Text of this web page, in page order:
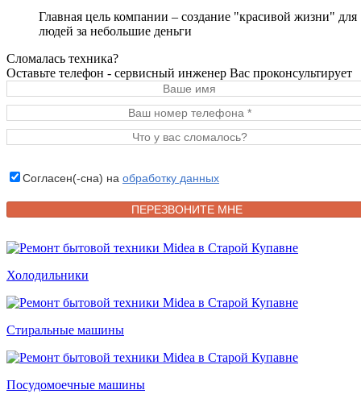
Главная цель компании – создание "красивой жизни" для
людей за небольшие деньги
Сломалась техника?
Оставьте телефон - сервисный инженер Вас проконсультирует
Согласен(-сна) на обработку данных
Холодильники
Стиральные машины
Посудомоечные машины